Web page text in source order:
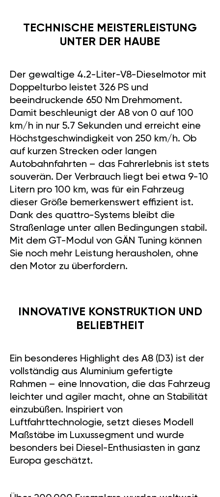
TECHNISCHE MEISTERLEISTUNG
UNTER DER HAUBE
Der gewaltige 4.2-Liter-V8-Dieselmotor mit
Doppelturbo leistet 326 PS und
beeindruckende 650 Nm Drehmoment.
Damit beschleunigt der A8 von 0 auf 100
km/h in nur 5.7 Sekunden und erreicht eine
Höchstgeschwindigkeit von 250 km/h. Ob
auf kurzen Strecken oder langen
Autobahnfahrten – das Fahrerlebnis ist stets
souverän. Der Verbrauch liegt bei etwa 9-10
Litern pro 100 km, was für ein Fahrzeug
dieser Größe bemerkenswert effizient ist.
Dank des quattro-Systems bleibt die
Straßenlage unter allen Bedingungen stabil.
Mit dem GT-Modul von GÄN Tuning können
Sie noch mehr Leistung herausholen, ohne
den Motor zu überfordern.
INNOVATIVE KONSTRUKTION UND
BELIEBTHEIT
Ein besonderes Highlight des A8 (D3) ist der
vollständig aus Aluminium gefertigte
Rahmen – eine Innovation, die das Fahrzeug
leichter und agiler macht, ohne an Stabilität
einzubüßen. Inspiriert von
Luftfahrttechnologie, setzt dieses Modell
Maßstäbe im Luxussegment und wurde
besonders bei Diesel-Enthusiasten in ganz
Europa geschätzt.